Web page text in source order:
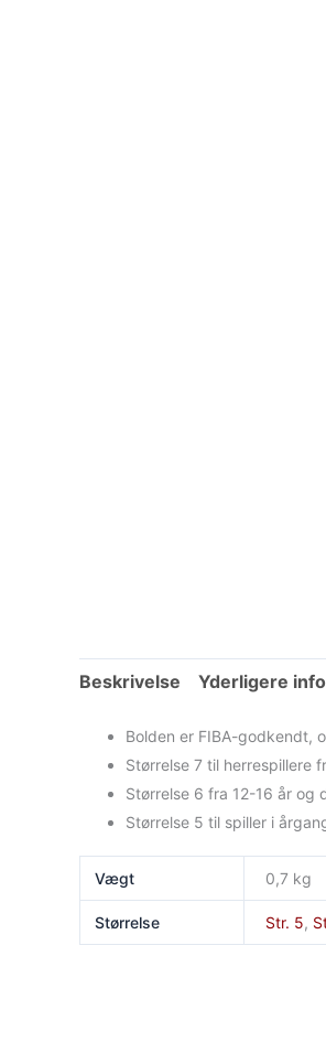
Beskrivelse Yderligere
Bolden er FIBA-godkendt,
Størrelse 7 til herrespillere
Størrelse 6 fra 12-16 år og
Størrelse 5 til spiller i
Vægt 0,7 kg
Størrelse Str. 5,